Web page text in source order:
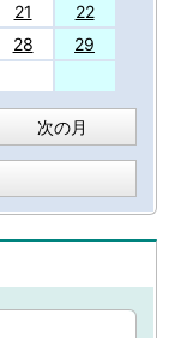
21
22
28
29
次の月